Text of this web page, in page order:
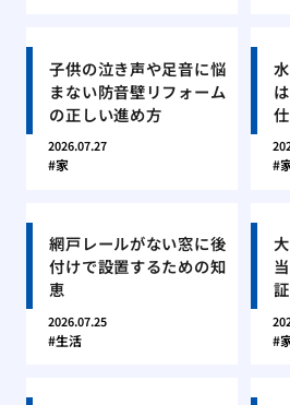
子供の泣き声や足音に悩
まない防音壁リフォーム
の正しい進め方
2026.07.27
家
網戸レールがない窓に後
付けで設置するための知
恵
2026.07.25
生活